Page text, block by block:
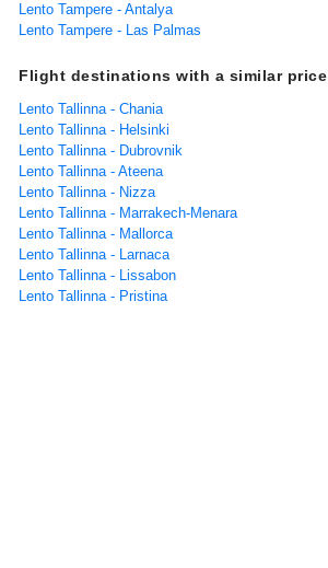
Lento Tampere - Antalya
Lento Tampere - Las Palmas
Flight destinations with a similar price
Lento Tallinna - Chania
Lento Tallinna - Helsinki
Lento Tallinna - Dubrovnik
Lento Tallinna - Ateena
Lento Tallinna - Nizza
Lento Tallinna - Marrakech-Menara
Lento Tallinna - Mallorca
Lento Tallinna - Larnaca
Lento Tallinna - Lissabon
Lento Tallinna - Pristina